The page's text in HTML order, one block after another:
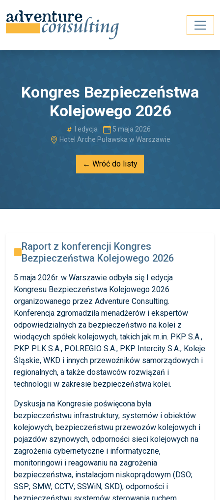
Kongres Bezpieczeństwa
Kolejowego 2026
I edycja
5 maja 2026
Hotel Arche Puławska w Warszawie
← Wróć do listy
Raport z konferencji Kongres
Bezpieczeństwa Kolejowego 2026
5 maja 2026r. w Warszawie odbyła się I edycja
Kongresu Bezpieczeństwa Kolejowego 2026
organizowanego przez Adventure Consulting.
Konferencja zgromadziła menadżerów i ekspertów
odpowiedzialnych za bezpieczeństwo na kolei z
wiodących spółek kolejowych, takich jak m.in. PKP S.A.,
PKP PLK S.A., POLREGIO S.A., PKP Intercity S.A., Koleje
Śląskie, WKD i innych przewoźników samorządowych i
regionalnych, a także dostawców rozwiązań i
technologii w zakresie bezpieczeństwa kolei.
Dyskusja na Kongresie poświęcona była
bezpieczeństwu infrastruktury, systemów i obiektów
kolejowych, bezpieczeństwu przewozów kolejowych i
pojazdów szynowych, odporności sieci kolejowych na
zagrożenia cybernetyczne i informatyczne,
monitoringowi i reagowaniu na zagrożenia
bezpieczeństwa, instalacjom niskoprądowym (DSO;
SSP; SMW; CCTV; SSWiN; SKD), odporności i